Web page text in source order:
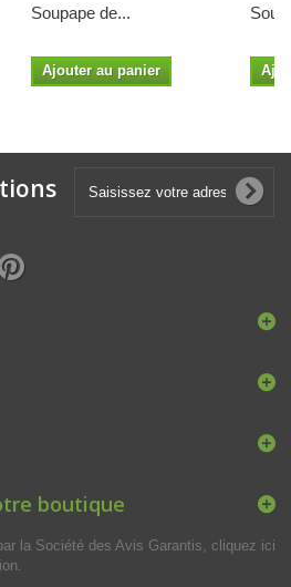
Soupape de...
Ajouter au panier
boutique
la Société des Avis Garantis, cliquez ici